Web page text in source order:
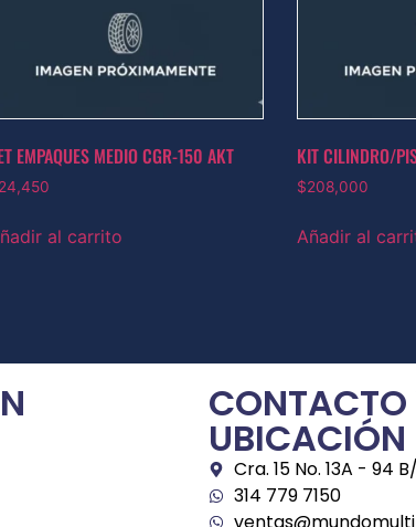
EMPAQUES MEDIO CGR-150 AKT
24,450
al carrito
KIT CILINDRO/
$208,000
Añadir al
CONTACTO
UBICACIÓN
Cra. 15 No. 13A - 94
314 779 7150